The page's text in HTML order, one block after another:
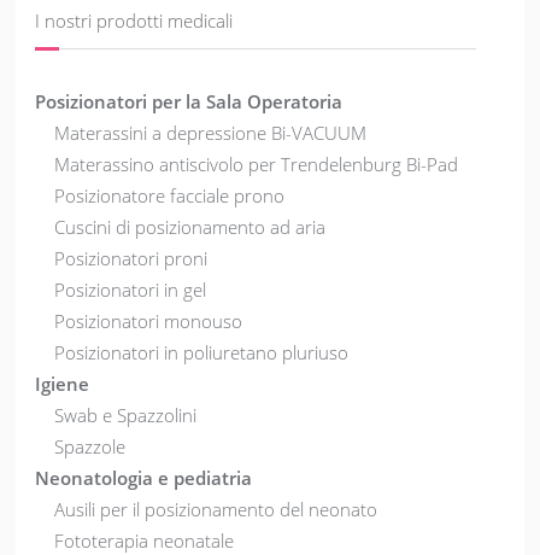
I nostri prodotti medicali
Posizionatori per la Sala Operatoria
Materassini a depressione Bi-VACUUM
Materassino antiscivolo per Trendelenburg Bi-Pad
Posizionatore facciale prono
Cuscini di posizionamento ad aria
Posizionatori proni
Posizionatori in gel
Posizionatori monouso
Posizionatori in poliuretano pluriuso
Igiene
Swab e Spazzolini
Spazzole
Neonatologia e pediatria
Ausili per il posizionamento del neonato
Fototerapia neonatale